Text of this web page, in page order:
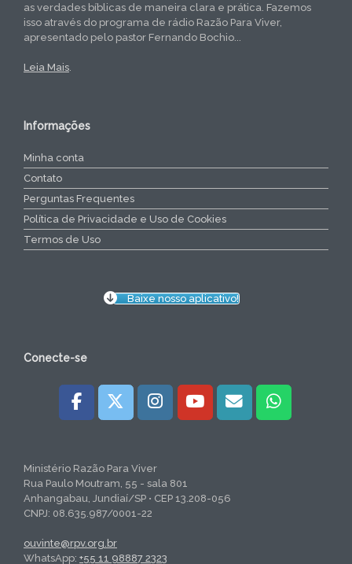
as verdades bíblicas de maneira clara e prática. Fazemos
isso através do programa de rádio Razão Para Viver,
apresentado pelo pastor Fernando Bochio...
Leia Mais.
Informações
Minha conta
Contato
Perguntas Frequentes
Política de Privacidade e Uso de Cookies
Termos de Uso
Baixe nosso aplicativo!
Conecte-se
Ministério Razão Para Viver
Rua Paulo Moutram, 55 - sala 801
Anhangabau, Jundiaí/SP • CEP 13.208-056
CNPJ: 08.635.987/0001-22
ouvinte@rpv.org.br
WhatsApp: +55 11 98887 2323